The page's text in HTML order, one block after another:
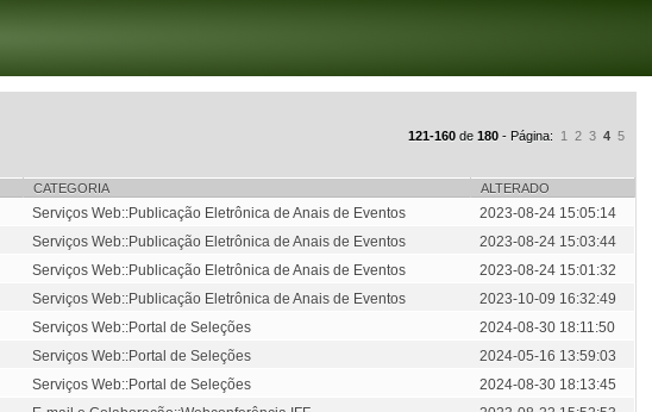
121-160 de 180 - Página: 1 2 3 4 5
CATEGORIA ALTERADO
Serviços Web::Publicação Eletrônica de Anais de Eventos
2023-08-24 15:05:14
Serviços Web::Publicação Eletrônica de Anais de Eventos
2023-08-24 15:03:44
Serviços Web::Publicação Eletrônica de Anais de Eventos
2023-08-24 15:01:32
Serviços Web::Publicação Eletrônica de Anais de Eventos
2023-10-09 16:32:49
Serviços Web::Portal de Seleções
2024-08-30 18:11:50
Serviços Web::Portal de Seleções
2024-05-16 13:59:03
Serviços Web::Portal de Seleções
2024-08-30 18:13:45